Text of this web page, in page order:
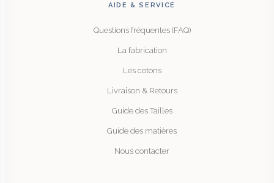
AIDE & SERVICE
Questions fréquentes (FAQ)
La fabrication
Les cotons
Livraison & Retours
Guide des Tailles
Guide des matières
Nous contacter